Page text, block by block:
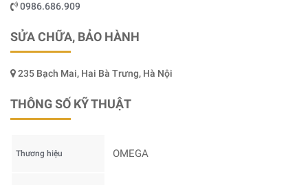
0986.686.909
SỬA CHỮA, BẢO HÀNH
235 Bạch Mai, Hai Bà Trưng, Hà Nội
THÔNG SỐ KỸ THUẬT
Thương hiệu OMEGA